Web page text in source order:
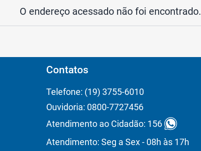
O endereço acessado não foi encontrado.
Contatos
Telefone: (19) 3755-6010
Ouvidoria: 0800-7727456
Atendimento ao Cidadão: 156
Atendimento: Seg a Sex - 08h às 17h